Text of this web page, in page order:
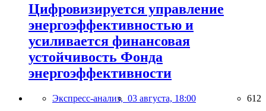
Цифровизируется управление
энергоэффективностью и
усиливается финансовая
устойчивость Фонда
энергоэффективности
Экспресс-анализ, 03 августа, 18:00 612